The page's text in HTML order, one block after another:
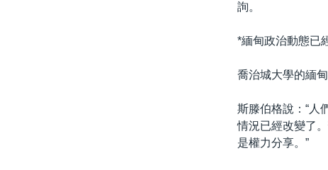
詢。
*緬甸政治動態已
喬治城大學的緬
斯滕伯格說：“人
情況已經改變了
是權力分享。”